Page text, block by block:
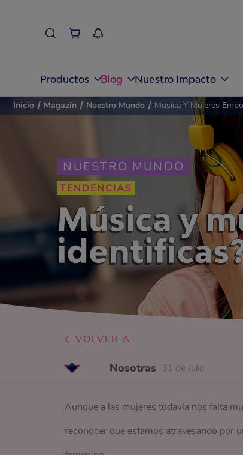
Productos Blog Nuestro Impacto
NUESTRO MUNDO
TENDENCIAS
Música y
Inicio / Magazin / Nuestro Mundo / Musica Y Mujeres
VOLVER A
Nosotras 31 de Julio
Aunque a las mujeres todavía nos falta
reconocer que estamos atravesando por